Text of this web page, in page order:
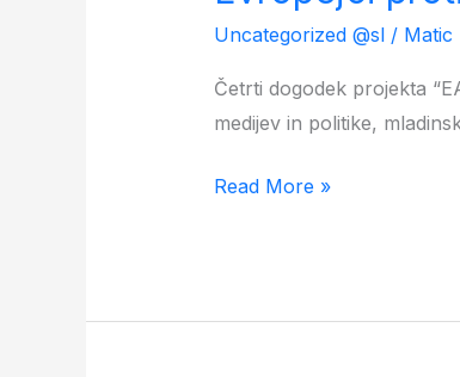
Uncategorized @sl/ Matic
Četrti dogodek projekta
medijev in politike,
novicam
spletni
dogodek
Read More »